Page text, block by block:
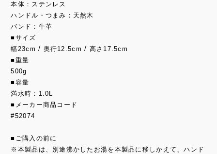
本体：ステンレス
ハンドル・つまみ：天然木
バンド：牛革
■サイズ
幅23cm / 奥行12.5cm / 高さ17.5cm
■重量
500g
■容量
満水時：1.0L
■メーカー商品コード
#52074
■ご購入の前に
※本製品は、別途沸かしたお湯を本製品に移しかえて、ハンド